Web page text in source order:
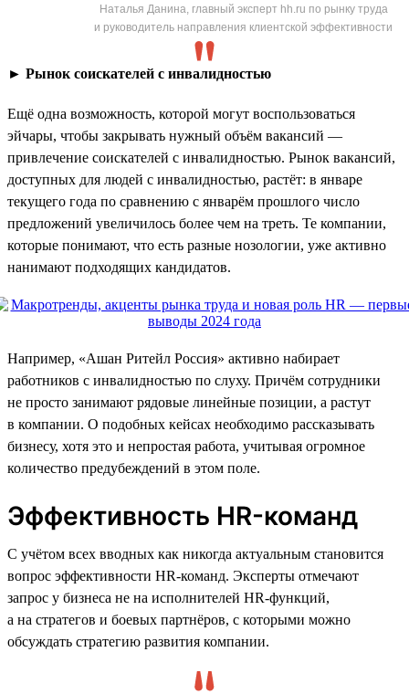
Наталья Данина, главный эксперт hh.ru по рынку труда
и руководитель направления клиентской эффективности
► Рынок соискателей с инвалидностью
Ещё одна возможность, которой могут воспользоваться
эйчары, чтобы закрывать нужный объём вакансий —
привлечение соискателей с инвалидностью. Рынок вакансий,
доступных для людей с инвалидностью, растёт: в январе
текущего года по сравнению с январём прошлого число
предложений увеличилось более чем на треть. Те компании,
которые понимают, что есть разные нозологии, уже активно
нанимают подходящих кандидатов.
Например, «Ашан Ритейл Россия» активно набирает
работников с инвалидностью по слуху. Причём сотрудники
не просто занимают рядовые линейные позиции, а растут
в компании. О подобных кейсах необходимо рассказывать
бизнесу, хотя это и непростая работа, учитывая огромное
количество предубеждений в этом поле.
Эффективность HR-команд
С учётом всех вводных как никогда актуальным становится
вопрос эффективности HR-команд. Эксперты отмечают
запрос у бизнеса не на исполнителей HR-функций,
а на стратегов и боевых партнёров, с которыми можно
обсуждать стратегию развития компании.